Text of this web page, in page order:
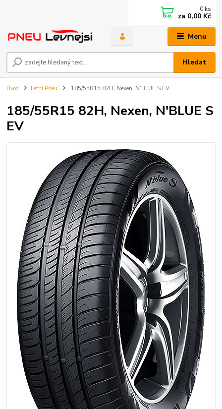
Menu
Hledat
0 ks
za 0,00 Kč
Úvod Letní Pneu 185/55R15 82H, Nexen, N'BLUE S EV
185/55R15 82H, Nexen, N'BLUE S
EV